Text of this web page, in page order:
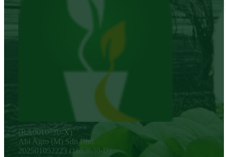
(RA0010770-X)
Abi Agro (M) Sdn Bhd
202501052223 (1653630-D)